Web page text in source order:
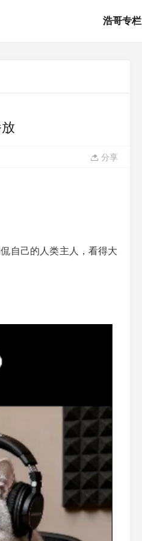
浩哥专栏
分享
自己的人类主人，看得大